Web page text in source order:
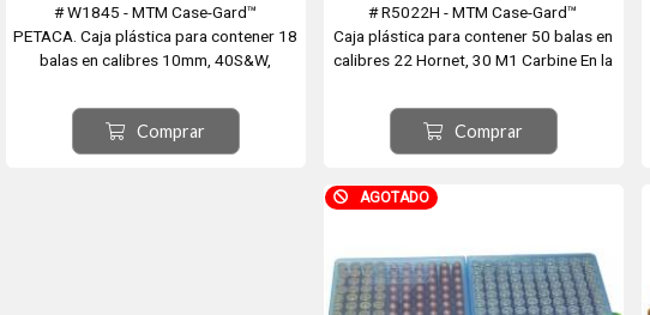
# W1845 - MTM Case-Gard™
PETACA. Caja plástica para contener 18
balas en calibres 10mm, 40S&W,
Comprar
# R5022H - MTM Case-Gard™
Caja plástica para contener 50 balas en
calibres 22 Hornet, 30 M1 Carbine En la
221 / 222 / 223 Rem., 25-20 / 32-20
WCF, 35 WSL.
Comprar
AGOTADO